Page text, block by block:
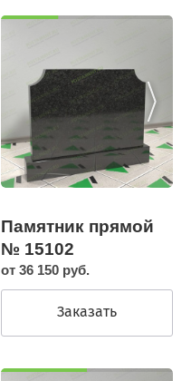
Памятник прямой
№ 15102
от 36 150 руб.
Заказать